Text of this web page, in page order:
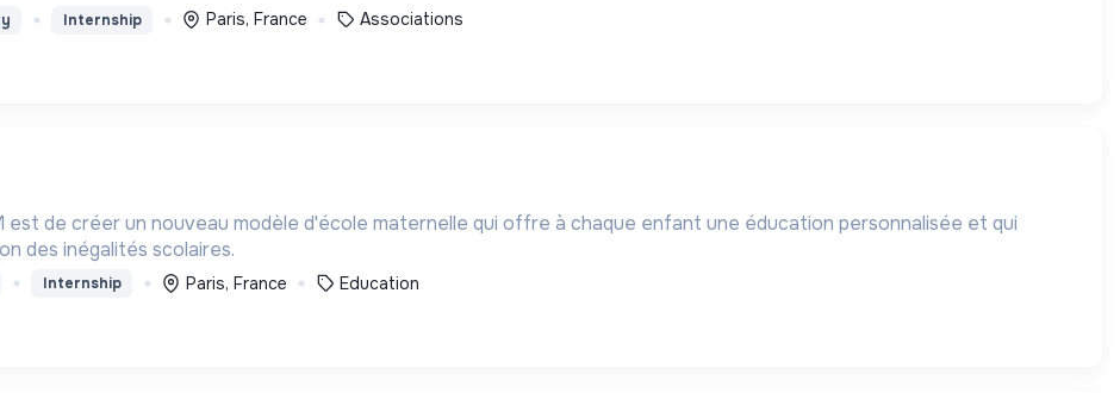
Internship Paris, France Associations
est de créer un nouveau modèle d'école maternelle qui offre à chaque enfant une éducation personnalisée et qui
des inégalités scolaires.
Internship Paris, France Education